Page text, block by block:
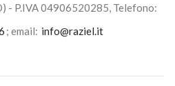
- P.IVA 04906520285, Telefono:
; email: info@raziel.it